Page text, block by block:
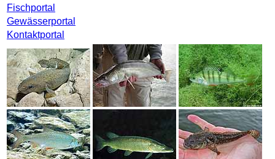
Fischportal
Gewässerportal
Kontaktportal